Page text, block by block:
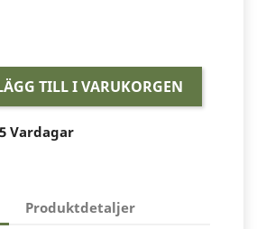
TILL I VARUKORGEN
Vardagar
Produktdetaljer